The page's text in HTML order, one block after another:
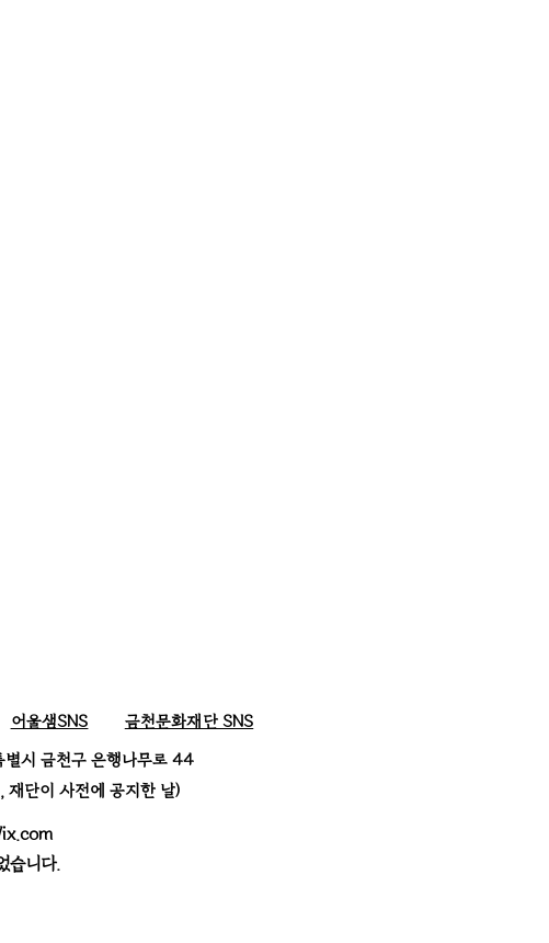
​어울샘SNS
금천문화재단 SNS
별시 금천구 은행나무로 44
재단이 사전에 공지한 날)
습니다.